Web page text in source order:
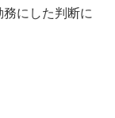
務にした判断に